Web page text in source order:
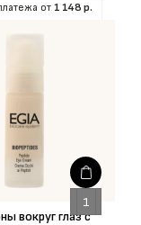
от 1 148 р.
вокруг глаз с